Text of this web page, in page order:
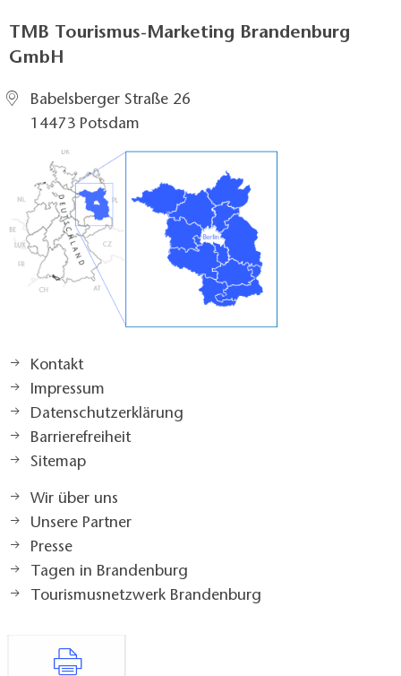
TMB Tourismus-Marketing Brandenburg
GmbH
Babelsberger Straße 26
14473 Potsdam
Kontakt
Impressum
Datenschutzerklärung
Barrierefreiheit
Sitemap
Wir über uns
Unsere Partner
Presse
Tagen in Brandenburg
Tourismusnetzwerk Brandenburg